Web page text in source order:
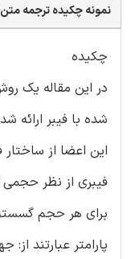
نمونه چکیده ترجمه
چکیده
در این مقاله یک
شده با فیبر ارائه
این اعضا از
فیبری از نظر
برای هر حجم
پارامتر عبارتند